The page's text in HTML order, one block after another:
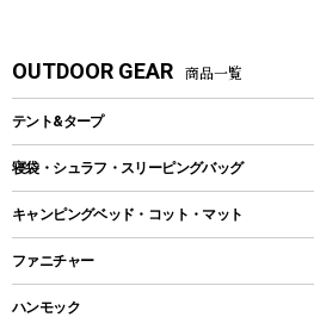
OUTDOOR GEAR 商品一覧
テント&タープ
テント
ツールームテント
ワンポールテント
シェルターテント
寝袋・シュラフ・スリーピングバッグ
レクタングラー型（封筒型）シュラフ
インナーシュラフ
キャンピングベッド・コット・マット
キャンピングベッド・コット
ファニチャー
アウトドアテーブル
ハンモック